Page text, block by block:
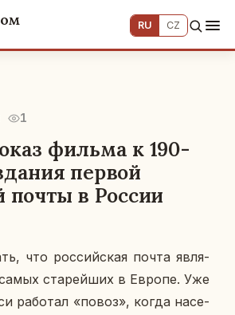
RU CZ
1
фильма к 190-
первой
почты в России
что рос­сий­ская почта яв­ля­
ста­рей­ших в Европе. Уже
ра­бо­тал «повоз», когда на­се­